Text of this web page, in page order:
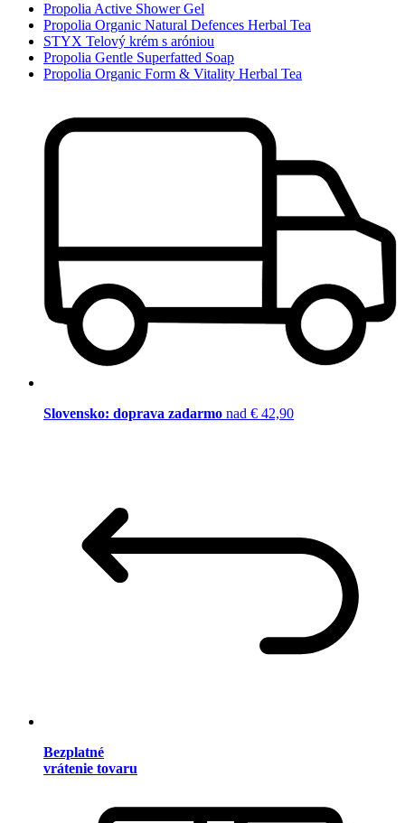
Propolia Active Shower Gel
Propolia Organic Natural Defences Herbal Tea
STYX Telový krém s aróniou
Propolia Gentle Superfatted Soap
Propolia Organic Form & Vitality Herbal Tea
Slovensko: doprava zadarmo nad € 42,90
Bezplatné
vrátenie tovaru